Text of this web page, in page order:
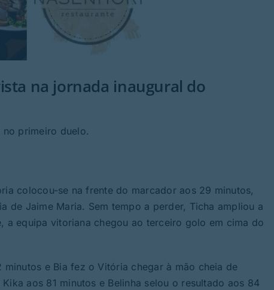
na jornada inaugural do
primeiro duelo.
colocou-se na frente do marcador aos 29 minutos,
de Jaime Maria. Sem tempo a perder, Ticha ampliou a
a equipa vitoriana chegou ao terceiro golo em cima do
e Bia fez o Vitória chegar à mão cheia de
aos 81 minutos e Belinha selou o resultado aos 84